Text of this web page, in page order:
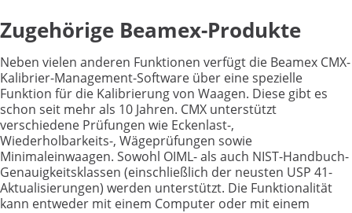
Zugehörige Beamex-Produkte
Neben vielen anderen Funktionen verfügt die Beamex CMX-
Kalibrier-Management-Software über eine spezielle
Funktion für die Kalibrierung von Waagen. Diese gibt es
schon seit mehr als 10 Jahren. CMX unterstützt
verschiedene Prüfungen wie Eckenlast-,
Wiederholbarkeits-, Wägeprüfungen sowie
Minimaleinwaagen. Sowohl OIML- als auch NIST-Handbuch-
Genauigkeitsklassen (einschließlich der neusten USP 41-
Aktualisierungen) werden unterstützt. Die Funktionalität
kann entweder mit einem Computer oder mit einem